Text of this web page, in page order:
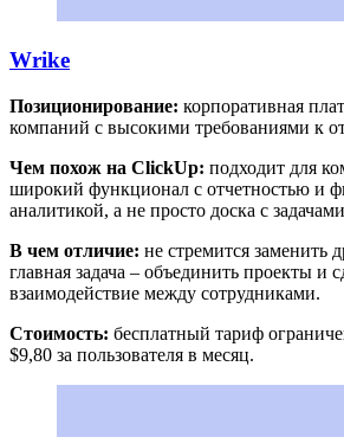
Wrike
Позиционирование: корпоративная
компаний с высокими требованиями к
Чем похож на ClickUp: подходит для
широкий функционал с отчетностью и
аналитикой, а не просто доска с
В чем отличие: не стремится заменить
главная задача – объединить проекты и
взаимодействие между сотрудниками.
Стоимость: бесплатный тариф
$9,80 за пользователя в месяц.